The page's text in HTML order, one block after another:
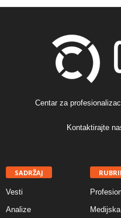
Centar za
Kontaktirajte
SADRŽAJ
Vesti
Analize